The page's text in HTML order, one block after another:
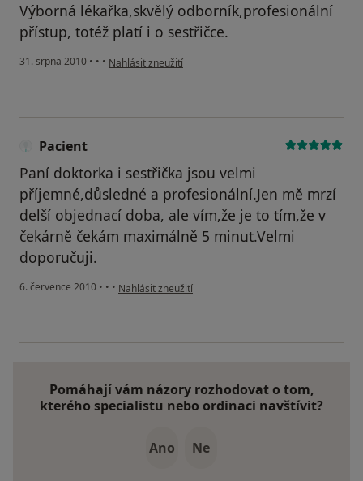
Výborná lékařka,skvělý odborník,profesionální
přístup, totéž platí i o sestřičce.
31. srpna 2010 • • • podle názoru uživatele Pacient
Nahlásit zneužití
Pacient
Paní doktorka i sestřička jsou velmi
příjemné,důsledné a profesionální.Jen mě mrzí
delší objednací doba, ale vím,že je to tím,že v
čekárně čekám maximálně 5 minut.Velmi
doporučuji.
6. července 2010 • • • podle názoru uživatele Pacient
Nahlásit zneužití
Pomáhají vám názory rozhodovat o tom,
kterého specialistu nebo ordinaci navštívit?
Ano Ne